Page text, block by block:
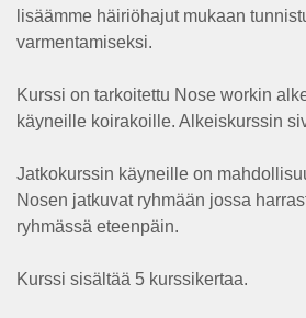
lisäämme häiriöhajut mukaan
varmentamiseksi.
Kurssi on tarkoitettu Nose workin
käyneille koirakoille. Alkeiskurssin
Jatkokurssin käyneille on
Nosen jatkuvat ryhmään jossa
ryhmässä eteenpäin.
Kurssi sisältää 5 kurssikertaa.